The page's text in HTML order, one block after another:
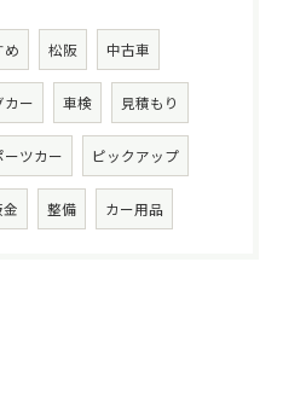
め 松阪 中古車
カー 車検 見積もり
ーツカー ピックアップ
整備 カー用品